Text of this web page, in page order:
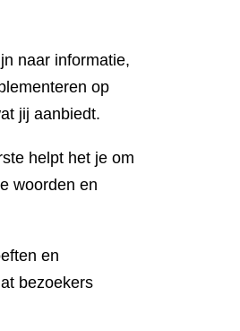
naar informatie,
op
jij aanbiedt.
helpt het je om
woorden en
en
bezoekers